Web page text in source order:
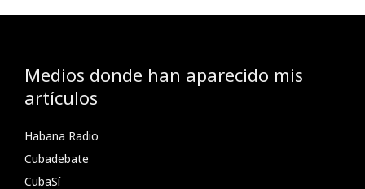
Medios donde han aparecido mis
artículos
Habana Radio
Cubadebate
CubaSí